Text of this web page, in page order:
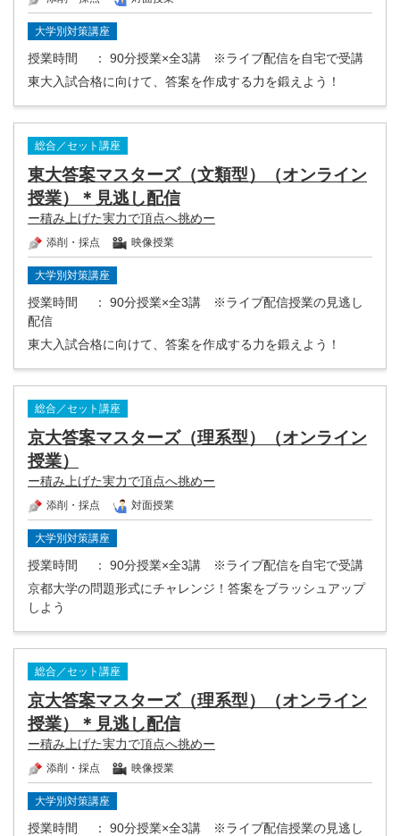
大学別対策講座
授業時間
： 90分授業×全3講 ※ライブ配信を自宅で受講
東大入試合格に向けて、答案を作成する力を鍛えよう！
総合／セット講座
東大答案マスターズ（文類型）（オンライン
授業）＊見逃し配信
ー積み上げた実力で頂点へ挑めー
添削・採点 映像授業
大学別対策講座
授業時間
： 90分授業×全3講 ※ライブ配信授業の見逃し
配信
東大入試合格に向けて、答案を作成する力を鍛えよう！
総合／セット講座
京大答案マスターズ（理系型）（オンライン
授業）
ー積み上げた実力で頂点へ挑めー
添削・採点 対面授業
大学別対策講座
授業時間
： 90分授業×全3講 ※ライブ配信を自宅で受講
京都大学の問題形式にチャレンジ！答案をブラッシュアップ
しよう
総合／セット講座
京大答案マスターズ（理系型）（オンライン
授業）＊見逃し配信
ー積み上げた実力で頂点へ挑めー
添削・採点 映像授業
大学別対策講座
授業時間
： 90分授業×全3講 ※ライブ配信授業の見逃し